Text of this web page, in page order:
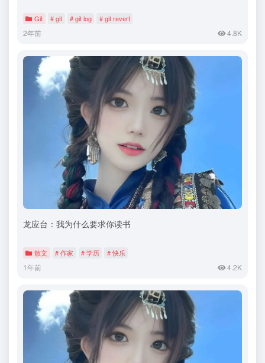
Git # git # git log # git revert
2年前 4.8K
龙应台：我为什么要求你读书
散文 # 作家 # 学历 # 快乐
1年前 4.2K